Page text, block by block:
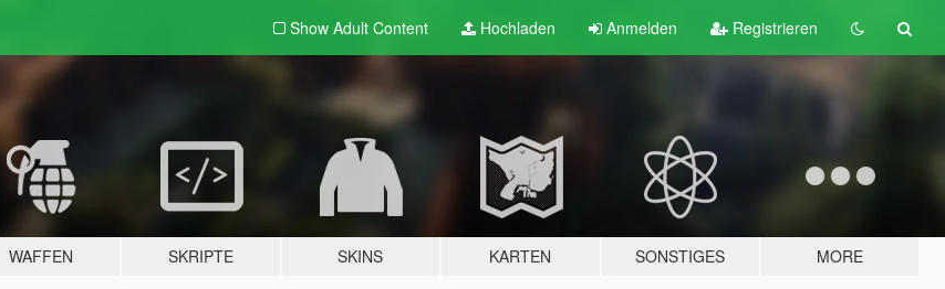
Show Adult Content Hochladen Anmelden Registrieren
WAFFEN SKRIPTE SKINS KARTEN SONSTIGES MORE